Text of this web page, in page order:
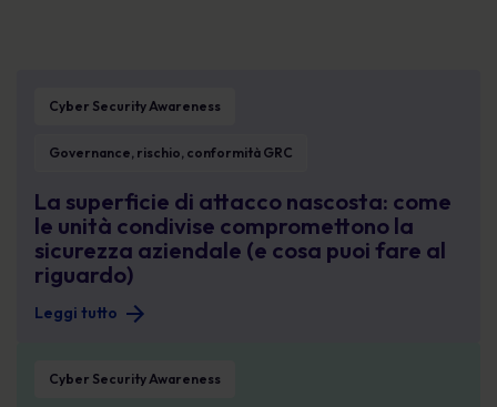
Cyber Security Awareness
Governance, rischio, conformità GRC
La superficie di attacco nascosta: come
le unità condivise compromettono la
sicurezza aziendale (e cosa puoi fare al
riguardo)
Leggi tutto
Cyber Security Awareness